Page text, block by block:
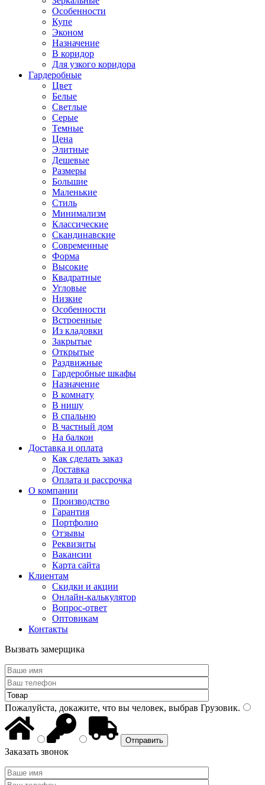
Особенности
Купе
Эконом
Назначение
В коридор
Для узкого коридора
Гардеробные
Цвет
Белые
Светлые
Серые
Темные
Цена
Элитные
Дешевые
Размеры
Большие
Маленькие
Стиль
Минимализм
Классические
Скандинавские
Современные
Форма
Высокие
Квадратные
Угловые
Низкие
Особенности
Встроенные
Из кладовки
Закрытые
Открытые
Раздвижные
Гардеробные шкафы
Назначение
В комнату
В нишу
В спальню
В частный дом
На балкон
Доставка и оплата
Как сделать заказ
Доставка
Оплата и рассрочка
О компании
Производство
Гарантия
Портфолио
Отзывы
Реквизиты
Вакансии
Карта сайта
Клиентам
Скидки и акции
Онлайн-калькулятор
Вопрос-ответ
Оптовикам
Контакты
Вызвать замерщика
Пожалуйста, докажите, что вы человек, выбрав Грузовик.
Заказать звонок